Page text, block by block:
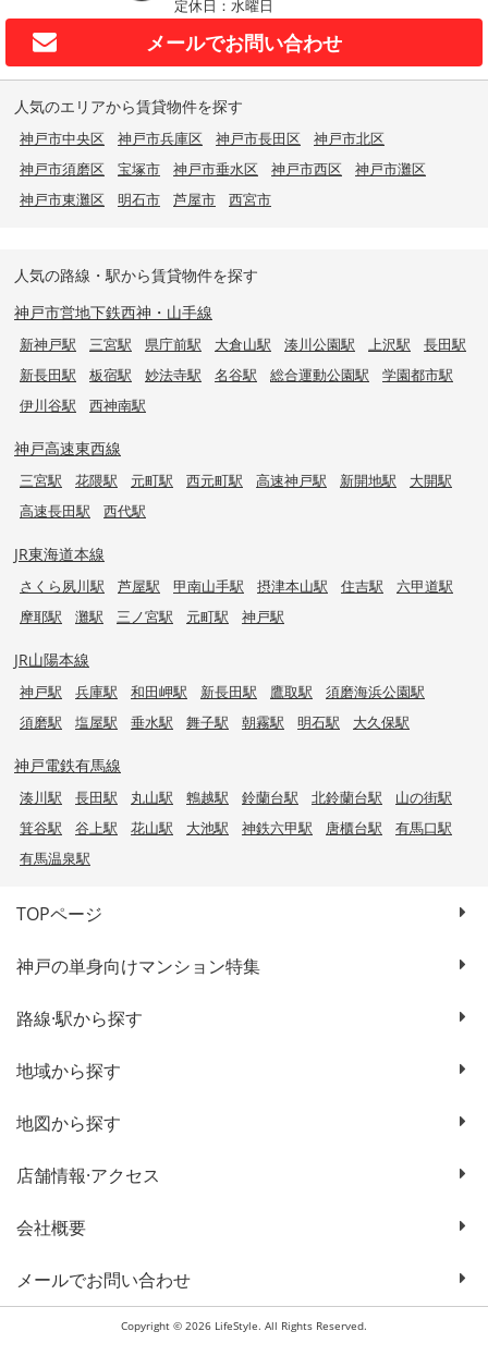
定休日：水曜日
メールでお問い合わせ
人気のエリアから賃貸物件を探す
神戸市中央区 神戸市兵庫区 神戸市長田区
神戸市北区
神戸市須磨区
宝塚市 神戸市垂水区 神戸市西区
神戸市灘区
神戸市東灘区
明石市 芦屋市 西宮市
人気の路線・駅から賃貸物件を探す
神戸市営地下鉄西神・山手線
新神戸駅 三宮駅 県庁前駅 大倉山駅 湊川公園駅 上沢駅
長田駅
新長田駅
板宿駅 妙法寺駅 名谷駅 総合運動公園駅
学園都市駅
伊川谷駅
西神南駅
神戸高速東西線
三宮駅 花隈駅 元町駅 西元町駅 高速神戸駅 新開地駅
大開駅
高速長田駅
西代駅
JR東海道本線
さくら夙川駅 芦屋駅 甲南山手駅 摂津本山駅 住吉駅
六甲道駅
摩耶駅
灘駅 三ノ宮駅 元町駅 神戸駅
JR山陽本線
神戸駅 兵庫駅 和田岬駅 新長田駅 鷹取駅
須磨海浜公園駅
須磨駅
塩屋駅 垂水駅 舞子駅 朝霧駅 明石駅 大久保駅
神戸電鉄有馬線
湊川駅 長田駅 丸山駅 鵯越駅 鈴蘭台駅 北鈴蘭台駅
山の街駅
箕谷駅
谷上駅 花山駅 大池駅 神鉄六甲駅 唐櫃台駅
有馬口駅
有馬温泉駅
TOPページ
神戸の単身向けマンション特集
路線·駅から探す
地域から探す
地図から探す
店舗情報·アクセス
会社概要
メールでお問い合わせ
Copyright © 2026 LifeStyle. All Rights Reserved.